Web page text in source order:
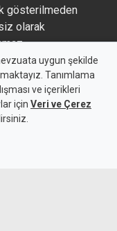
gösterilmeden
olarak
aittir.
uygun şekilde
Tanımlama
ve içerikleri
için Veri ve Çerez